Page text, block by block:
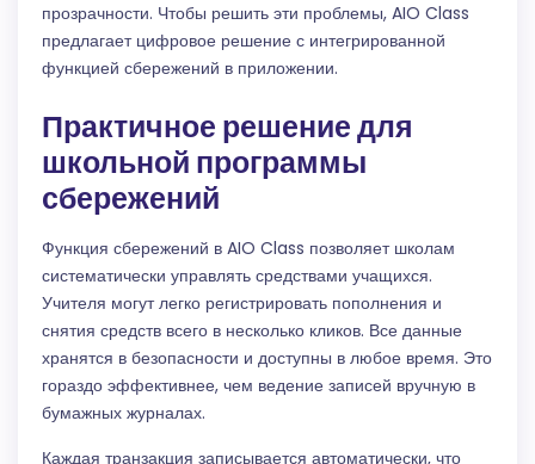
прозрачности. Чтобы решить эти проблемы, AIO Class
предлагает цифровое решение с интегрированной
функцией сбережений в приложении.
Практичное решение для
школьной программы
сбережений
Функция сбережений в AIO Class позволяет школам
систематически управлять средствами учащихся.
Учителя могут легко регистрировать пополнения и
снятия средств всего в несколько кликов. Все данные
хранятся в безопасности и доступны в любое время. Это
гораздо эффективнее, чем ведение записей вручную в
бумажных журналах.
Каждая транзакция записывается автоматически, что